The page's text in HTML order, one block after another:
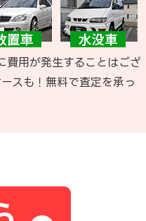
費用が発生することはござ
スも！無料で査定を承っ